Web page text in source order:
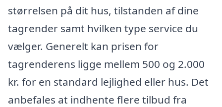
størrelsen på dit hus, tilstanden af dine
tagrender samt hvilken type service du
vælger. Generelt kan prisen for
tagrenderens ligge mellem 500 og 2.000
kr. for en standard lejlighed eller hus. Det
anbefales at indhente flere tilbud fra